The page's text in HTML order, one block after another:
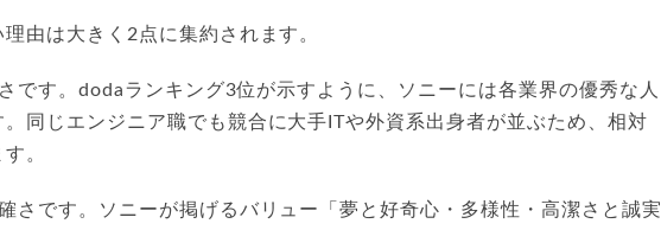
由は大きく2点に集約されます。
です。dodaランキング3位が示すように、ソニーには各業界の優秀な人
同じエンジニア職でも競合に大手ITや外資系出身者が並ぶため、相対
。
さです。ソニーが掲げるバリュー「夢と好奇心・多様性・高潔さと誠実